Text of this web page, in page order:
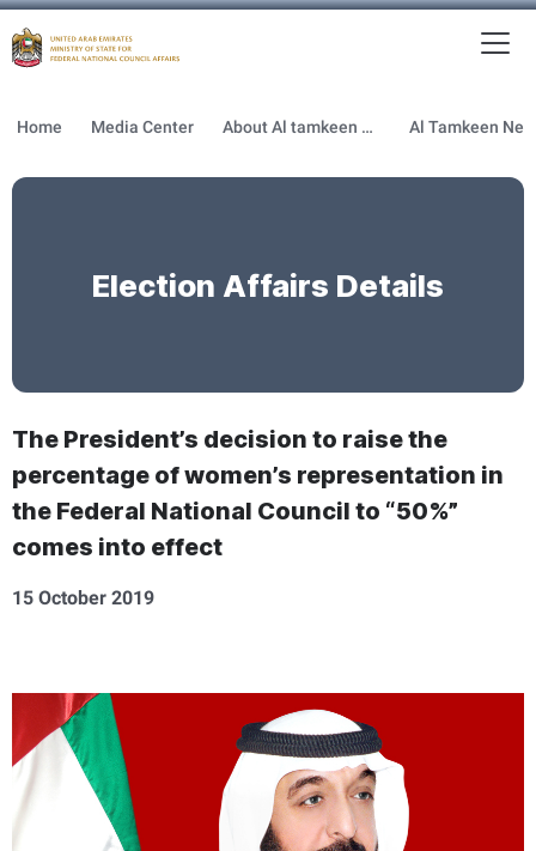
Home Media Center About Al tamkeen newsletter
Election Affairs Details
The President’s decision to raise the
percentage of women’s representation in
the Federal National Council to “50%”
comes into effect
15 October 2019